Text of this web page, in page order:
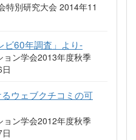
特別研究大会 2014年11
ビ60年調査」より-
ョン学会2013年度秋季
ウェブクチコミの可
ョン学会2012年度秋季